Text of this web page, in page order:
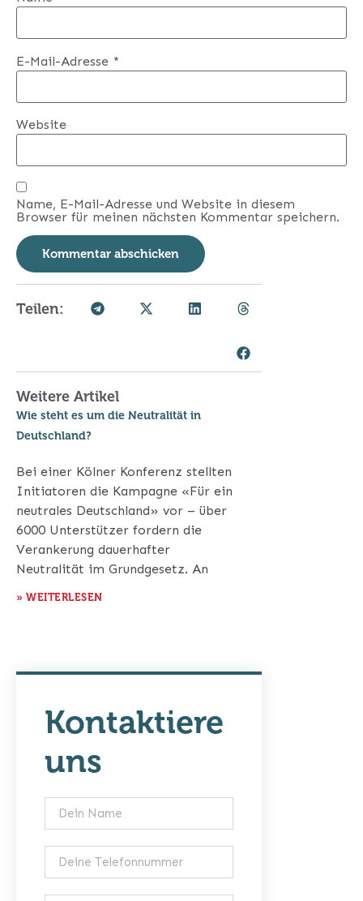
E-Mail-Adresse *
Website
Name, E-Mail-Adresse und Website in diesem
Browser für meinen nächsten Kommentar speichern.
Teilen:
Weitere Artikel
Wie steht es um die Neutralität in
Deutschland?
Bei einer Kölner Konferenz stellten
Initiatoren die Kampagne «Für ein
neutrales Deutschland» vor – über
6000 Unterstützer fordern die
Verankerung dauerhafter
Neutralität im Grundgesetz. An
» WEITERLESEN
Kontaktiere
uns